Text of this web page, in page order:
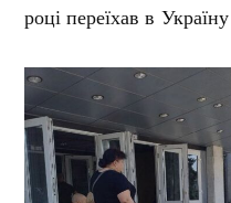
році переїхав в